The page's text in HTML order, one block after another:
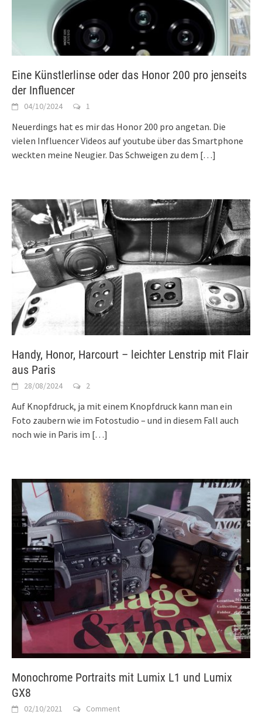
Eine Künstlerlinse oder das Honor 200 pro jenseits
der Influencer
04/10/2024 1
Neuerdings hat es mir das Honor 200 pro angetan. Die
vielen Influencer Videos auf youtube über das Smartphone
weckten meine Neugier. Das Schweigen zu dem […]
Handy, Honor, Harcourt – leichter Lenstrip mit Flair
aus Paris
28/08/2024 2
Auf Knopfdruck, ja mit einem Knopfdruck kann man ein
Foto zaubern wie im Fotostudio – und in diesem Fall auch
noch wie in Paris im […]
Monochrome Portraits mit Lumix L1 und Lumix
GX8
02/10/2021 Comment